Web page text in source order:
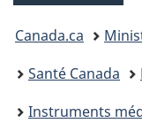
Vous
êtes
ici :
Canada.ca
Santé Canada
Instruments